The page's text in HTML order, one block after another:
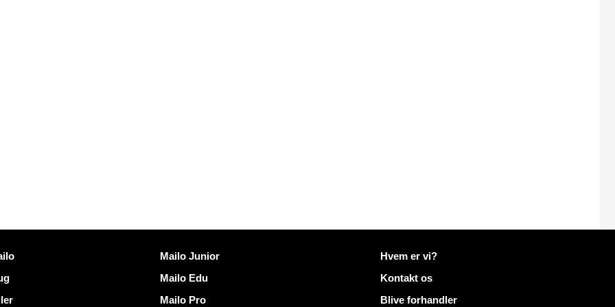
Opdag Mailo
Mailo Junior
Mailo Edu
Mailo Pro
Flere oplysninger på Mailo
Hvem er vi?
Kontakt os
Blive forhandler